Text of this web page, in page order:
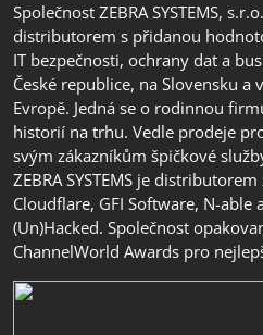
Společnost ZEBRA SYSTEMS,
distributorem s přidanou
IT bezpečnosti, ochrany dat a
České republice, na Slovensku a
Evropě. Jedná se o rodinnou
historií na trhu. Vedle prodeje
svým zákazníkům špičkové
ZEBRA SYSTEMS je
Cloudflare, GFI Software, N-able
(Un)Hacked. Společnost
ChannelWorld Awards pro